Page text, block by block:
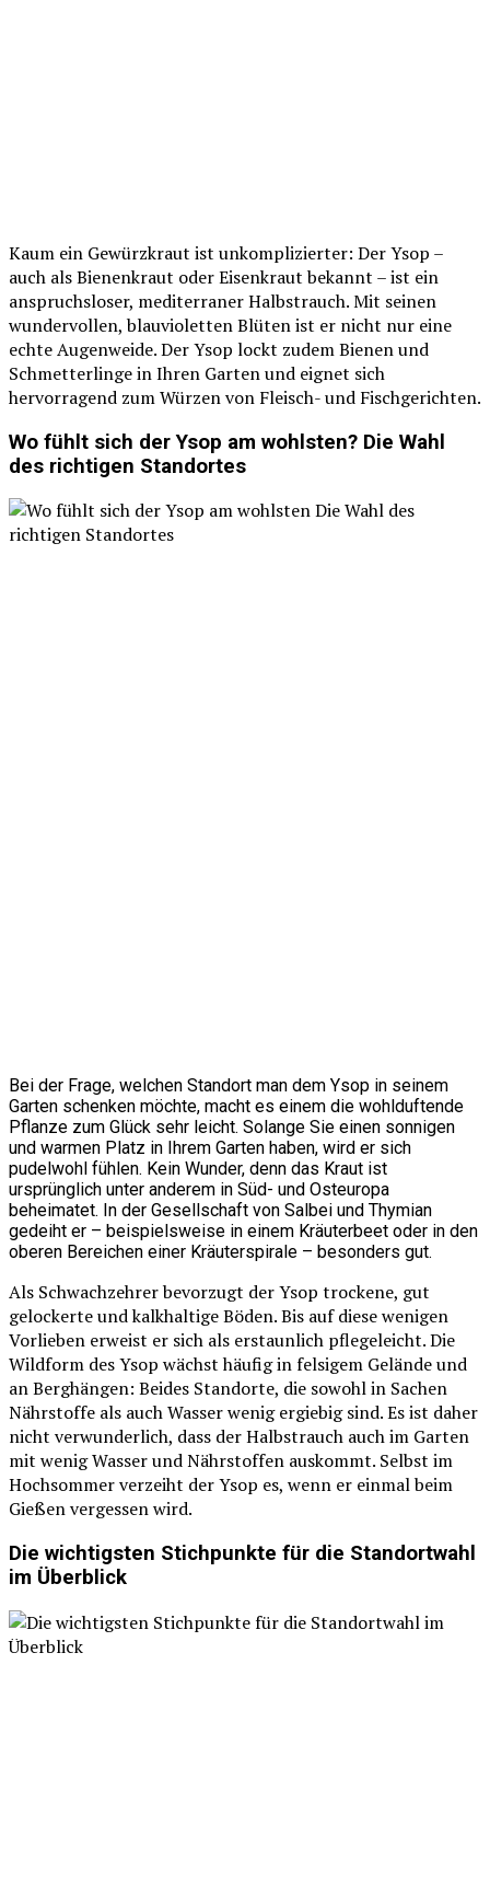
Kaum ein Gewürzkraut ist unkomplizierter: Der Ysop –
auch als Bienenkraut oder Eisenkraut bekannt – ist ein
anspruchsloser, mediterraner Halbstrauch. Mit seinen
wundervollen, blauvioletten Blüten ist er nicht nur eine
echte Augenweide. Der Ysop lockt zudem Bienen und
Schmetterlinge in Ihren Garten und eignet sich
hervorragend zum Würzen von Fleisch- und Fischgerichten.
Wo fühlt sich der Ysop am wohlsten? Die Wahl
des richtigen Standortes
Bei der Frage, welchen Standort man dem Ysop in seinem
Garten schenken möchte, macht es einem die wohlduftende
Pflanze zum Glück sehr leicht. Solange Sie einen sonnigen
und warmen Platz in Ihrem Garten haben, wird er sich
pudelwohl fühlen. Kein Wunder, denn das Kraut ist
ursprünglich unter anderem in Süd- und Osteuropa
beheimatet. In der Gesellschaft von Salbei und Thymian
gedeiht er – beispielsweise in einem Kräuterbeet oder in den
oberen Bereichen einer Kräuterspirale – besonders gut.
Als Schwachzehrer bevorzugt der Ysop trockene, gut
gelockerte und kalkhaltige Böden. Bis auf diese wenigen
Vorlieben erweist er sich als erstaunlich pflegeleicht. Die
Wildform des Ysop wächst häufig in felsigem Gelände und
an Berghängen: Beides Standorte, die sowohl in Sachen
Nährstoffe als auch Wasser wenig ergiebig sind. Es ist daher
nicht verwunderlich, dass der Halbstrauch auch im Garten
mit wenig Wasser und Nährstoffen auskommt. Selbst im
Hochsommer verzeiht der Ysop es, wenn er einmal beim
Gießen vergessen wird.
Die wichtigsten Stichpunkte für die Standortwahl
im Überblick